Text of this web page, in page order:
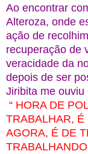
Ao encontrar
Alteroza, onde
ação de
recuperação de
veracidade da
depois de ser
Jiribita me ouviu
“ HORA DE
TRABALHAR, É
AGORA, É DE